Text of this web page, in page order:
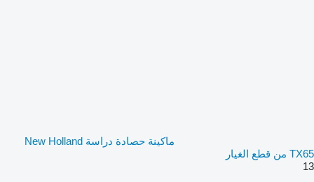
ماكينة حصادة دراسة New Holland
TX65 من قطع الغيار
13